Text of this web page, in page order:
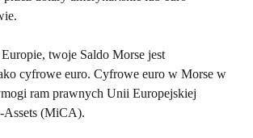
twoje Saldo Morse jest
cyfrowe euro. Cyfrowe euro w Morse w
ram prawnych Unii Europejskiej
Assets (MiCA).